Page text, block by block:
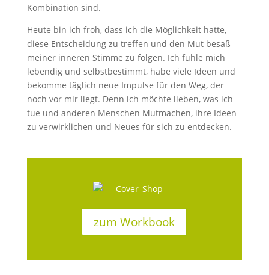
Kombination sind.
Heute bin ich froh, dass ich die Möglichkeit hatte,
diese Entscheidung zu treffen und den Mut besaß
meiner inneren Stimme zu folgen. Ich fühle mich
lebendig und selbstbestimmt, habe viele Ideen und
bekomme täglich neue Impulse für den Weg, der
noch vor mir liegt. Denn ich möchte lieben, was ich
tue und anderen Menschen Mutmachen, ihre Ideen
zu verwirklichen und Neues für sich zu entdecken.
zum Workbook